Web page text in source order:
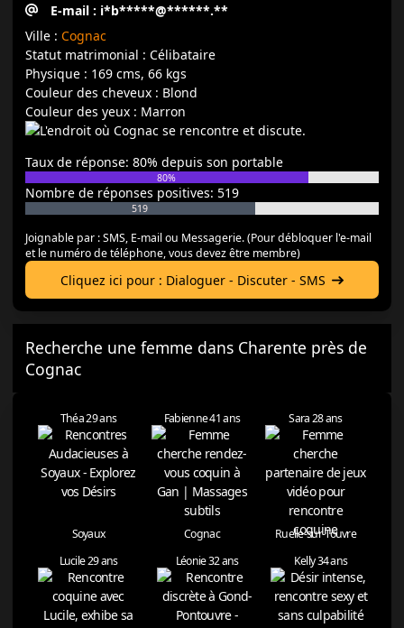
E-mail : i*b*****@******.**
Ville : Cognac
Statut matrimonial : Célibataire
Physique : 169 cms, 66 kgs
Couleur des cheveux : Blond
Couleur des yeux : Marron
Taux de réponse: 80% depuis son portable
80%
Nombre de réponses positives: 519
519
Joignable par : SMS, E-mail ou Messagerie. (Pour débloquer l'e-mail
et le numéro de téléphone, vous devez être membre)
Cliquez ici pour : Dialoguer - Discuter - SMS
Recherche une femme dans Charente près de
Cognac
Théa 29 ans
Soyaux
Fabienne 41 ans
Cognac
Sara 28 ans
Ruelle-sur-Touvre
Lucile 29 ans
Léonie 32 ans Kelly 34 ans